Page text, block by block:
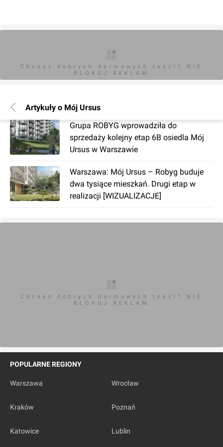
Chcesz dobrych darmowych teści? NIE
BLOKUJ REKLAM
Artykuły o Mój Ursus
Grupa ROBYG wprowadziła do
sprzedaży kolejny etap 6B osiedla Mój
Ursus w Warszawie
Warszawa: Mój Ursus – Robyg buduje
dwa tysiące mieszkań. Drugi etap w
realizacji [WIZUALIZACJE]
Chcesz dobrych darmowych teści? NIE
BLOKUJ REKLAM
POPULARNE REGIONY
Warszawa Wrocław
Kraków Poznań
Katowice Lublin